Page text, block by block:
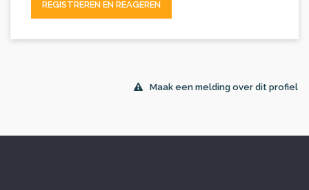
REGISTREREN EN REAGEREN
Maak een melding over dit profiel